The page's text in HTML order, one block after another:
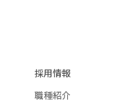
採用情報
職種紹介